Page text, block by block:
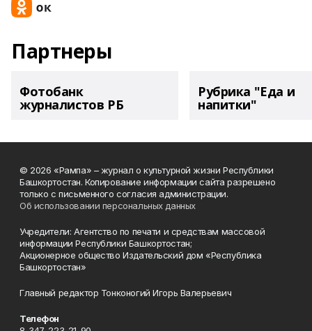
Партнеры
Фотобанк
журналистов РБ
Рубрика "Еда и
напитки"
© 2026 «Рампа» – журнал о культурной жизни Республики
Башкортостан. Копирование информации сайта разрешено
только с письменного согласия администрации.
Об использовании персональных данных
Учредители: Агентство по печати и средствам массовой
информации Республики Башкортостан;
Акционерное общество Издательский дом «Республика
Башкортостан»
Главный редактор Тонконогий Игорь Валерьевич
Телефон